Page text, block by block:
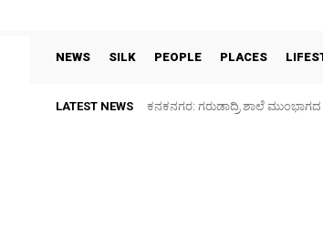
NEWS SILK PEOPLE PLACES
LATEST NEWSಕನಕನಗರ: ಗರುಡಾದ್ರಿ ಶಾಲೆ ಮುಂಭಾಗದ
Sidlaghatta Silk Cocoon Market-